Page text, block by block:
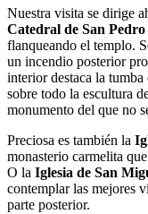
Nuestra visita se dirige
Catedral de San
flanqueando el templo.
un incendio posterior
interior destaca la tumba
sobre todo la escultura
monumento del que no
Preciosa es también la
monasterio carmelita
O la Iglesia de San
contemplar las mejores
parte posterior.